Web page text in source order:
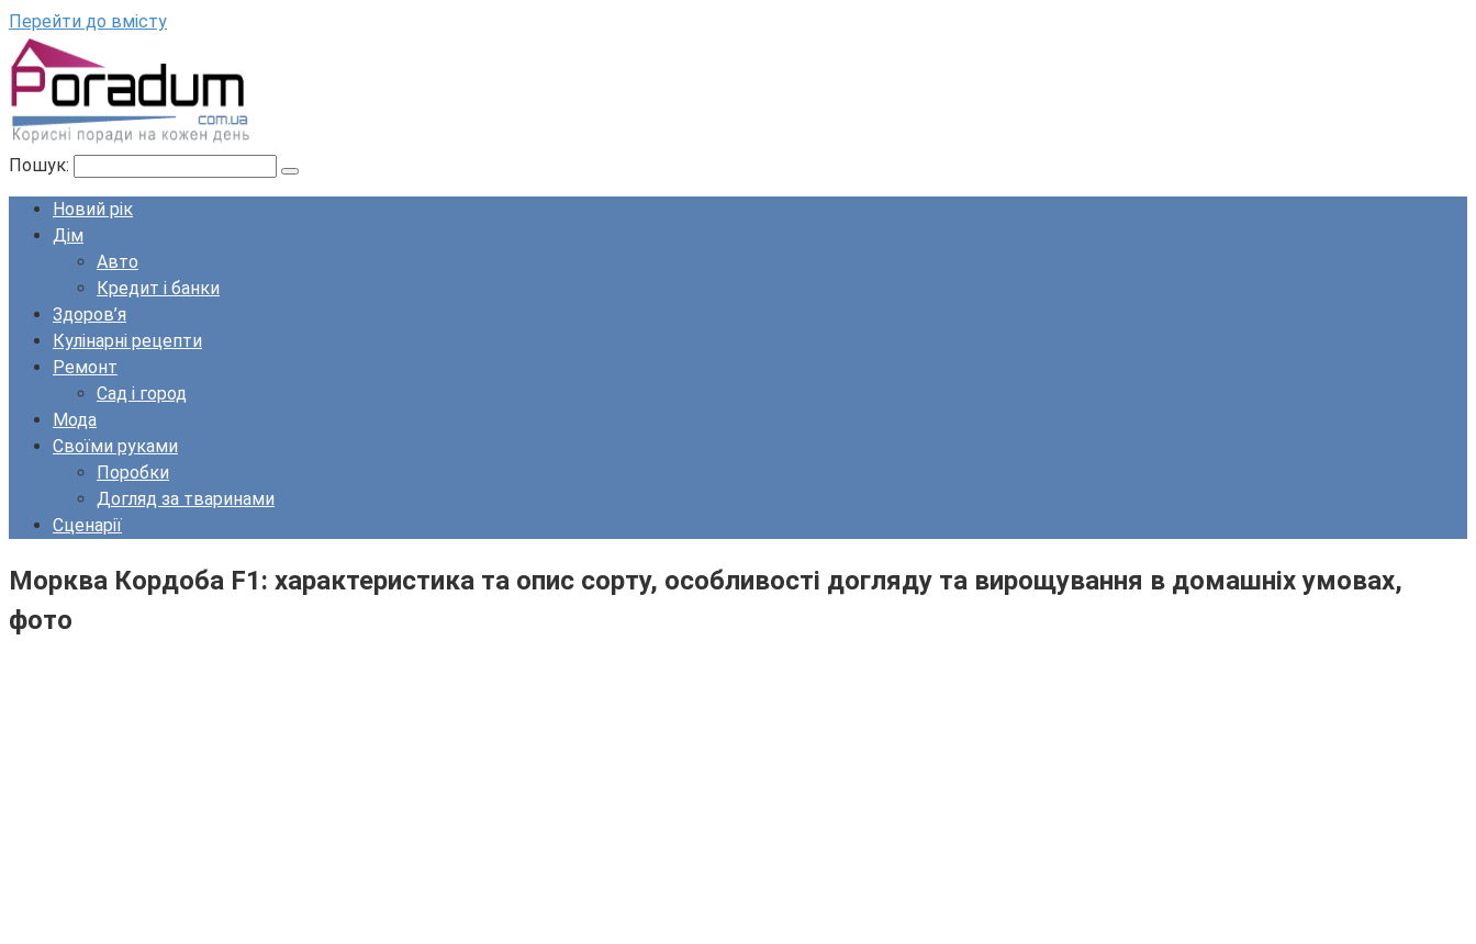
Перейти до вмісту
Пошук:
Новий рік
Дім
Авто
Кредит і банки
Здоров’я
Кулінарні рецепти
Ремонт
Сад і город
Мода
Своїми руками
Поробки
Догляд за тваринами
Сценарії
Морква Кордоба F1: характеристика та опис сорту, особливості догляду та вирощування в домашніх умовах,
фото